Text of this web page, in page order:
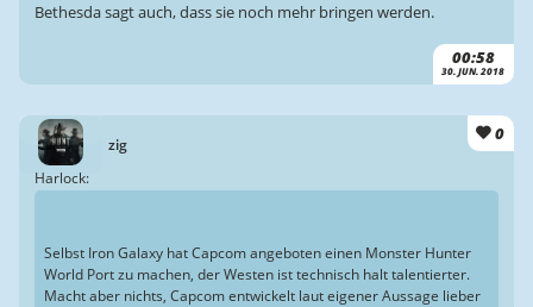
00:58
30. JUN. 2018
Bethesda sagt auch, dass sie noch mehr bringen werden.
zig
0
Harlock:
Selbst Iron Galaxy hat Capcom angeboten einen Monster Hunter
World Port zu machen, der Westen ist technisch halt talentierter.
Macht aber nichts, Capcom entwickelt laut eigener Aussage lieber